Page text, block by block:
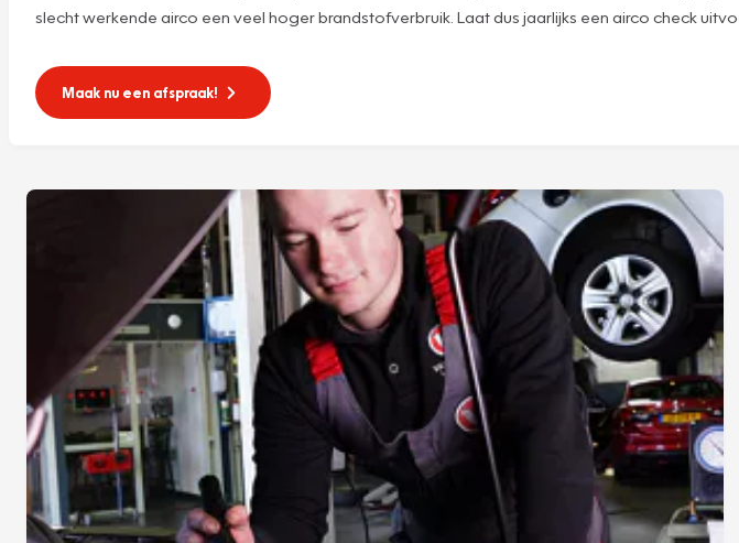
slecht werkende airco een veel hoger brandstofverbruik. Laat dus jaarlijks een airco check
Maak nu een afspraak!